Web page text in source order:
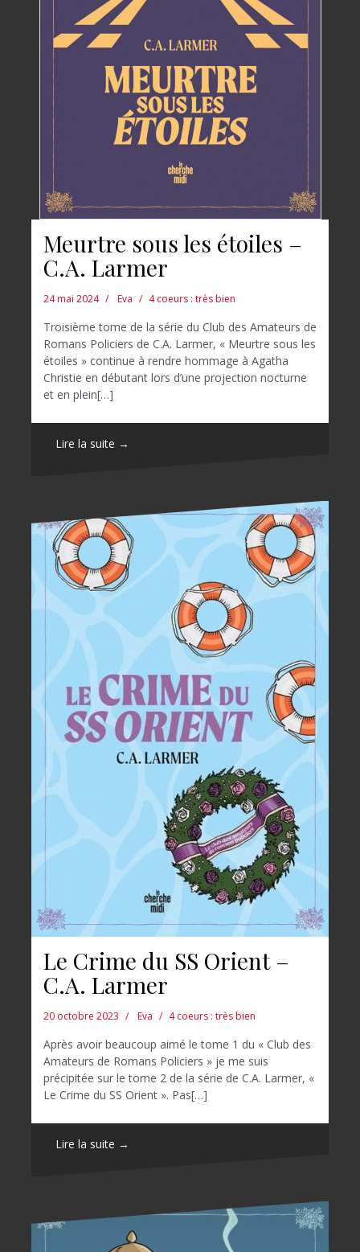
Meurtre sous les étoiles –
C.A. Larmer
24 mai 2024 Eva 4 coeurs : très bien
Troisième tome de la série du Club des Amateurs de
Romans Policiers de C.A. Larmer, « Meurtre sous les
étoiles » continue à rendre hommage à Agatha
Christie en débutant lors d’une projection nocturne
et en plein[…]
Lire la suite →
Le Crime du SS Orient –
C.A. Larmer
20 octobre 2023 Eva 4 coeurs : très bien
Après avoir beaucoup aimé le tome 1 du « Club des
Amateurs de Romans Policiers » je me suis
précipitée sur le tome 2 de la série de C.A. Larmer, «
Le Crime du SS Orient ». Pas[…]
Lire la suite →